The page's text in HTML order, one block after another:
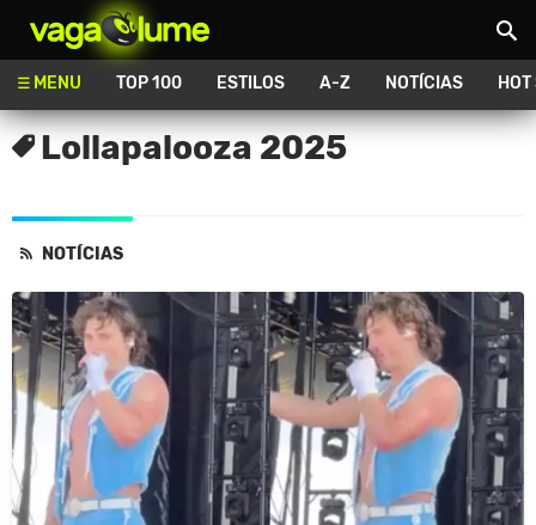
MENU TOP 100 ESTILOS A-Z NOTÍCIAS
Lollapalooza 2025
NOTÍCIAS